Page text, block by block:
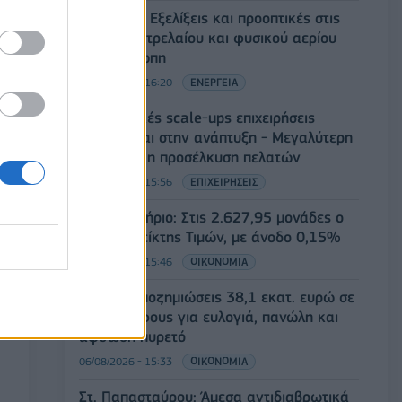
Eurobank: Εξελίξεις και προοπτικές στις
αγορές πετρελαίου και φυσικού αερίου
στην Ευρώπη
06/08/2026 - 16:20 ΕΝΕΡΓΕΙΑ
Οι ελληνικές scale-ups επιχειρήσεις
στρέφονται στην ανάπτυξη - Μεγαλύτερη
πρόκληση η προσέλκυση πελατών
06/08/2026 - 15:56 ΕΠΙΧΕΙΡΗΣΕΙΣ
Χρηματιστήριο: Στις 2.627,95 μονάδες ο
Γενικός Δείκτης Τιμών, με άνοδο 0,15%
06/08/2026 - 15:46 ΟΙΚΟΝΟΜΙΑ
ΥΠΑΑΤ: Αποζημιώσεις 38,1 εκατ. ευρώ σε
κτηνοτρόφους για ευλογιά, πανώλη και
αφθώδη πυρετό
06/08/2026 - 15:33 ΟΙΚΟΝΟΜΙΑ
Στ. Παπασταύρου: Άμεσα αντιδιαβρωτικά